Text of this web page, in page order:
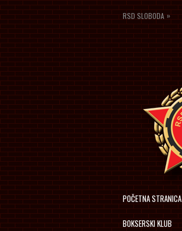
RSD SLOBODA »
POČETNA STRANICA
BOKSERSKI KLUB